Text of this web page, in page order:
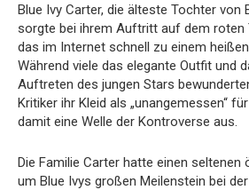
Blue Ivy Carter, die älteste Tochter von
sorgte bei ihrem Auftritt auf dem roten
das im Internet schnell zu einem
Während viele das elegante Outfit und
Auftreten des jungen Stars
Kritiker ihr Kleid als „unangemessen“
damit eine Welle der Kontroverse aus.
Die Familie Carter hatte einen
um Blue Ivys großen Meilenstein bei